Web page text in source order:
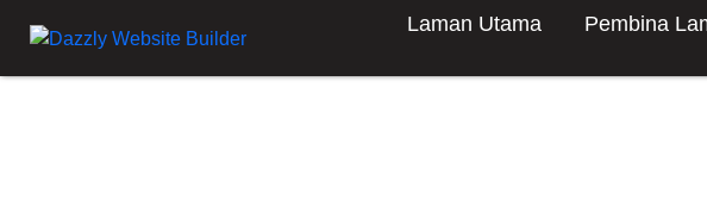
Laman Utama Pembina